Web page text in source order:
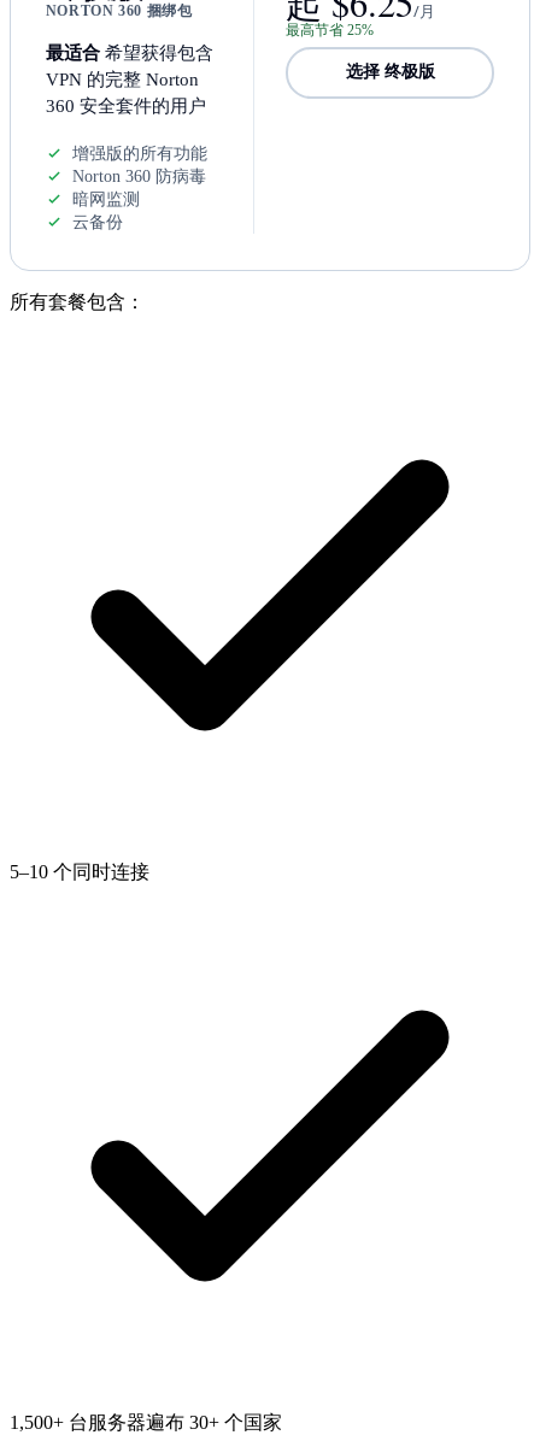
NORTON 360 捆绑包
最适合希望获得包含
VPN 的完整 Norton
360 安全套件的用户
增强版的所有功能
Norton 360 防病毒
暗网监测
云备份
/月
最高节省 25%
选择 终极版
所有套餐包含：
5–10 个同时连接
1,500+ 台服务器遍布 30+ 个国家